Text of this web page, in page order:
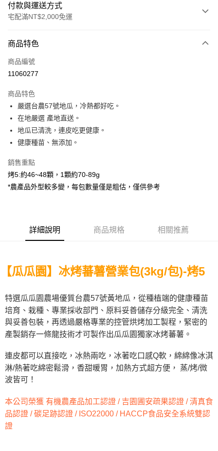
付款與運送方式
宅配滿NT$2,000免運
信用卡一次付款
LINE Pay
街口支付
悠遊付
全盈+PAY
AFTEE先享後付
相關說明
AFTEE先享後付是「在收到商品之後才付款」的支付方式。 讓您購物簡單
３．安心：先確認商品／服務後，再付款。
【「AFTEE先享後付」結帳流程】
２．訂單成立數日內，您將收到繳費通知簡訊。
３．收到繳費通知簡訊後14天內，點擊此簡訊中的連結，可透過四大超商／
※ 請注意：結帳手續完成當下不需立刻繳費，但若您需要取消訂單，請聯絡
購買商品的店家。未經商家同意取消之訂單仍視為有效，需透過AFTEE先享
後付繳納相關費用。
※ 交易是否成功請以「AFTEE先享後付 」之結帳頁面顯示為準，若有關於
是否繳費成功／繳費後需取消欲退款等相關疑問，請聯繫「AFTEE先享後付
客戶支援中心」https://netprotections.freshdesk.com/support/home
【注意事項】
１．透過由恩沛科技股份有限公司提供之「AFTEE先享後付」服務完成之交
易，需依本服務之必要範圍內提供個人資料，並將交易相關給付款項請求債
權轉讓予恩沛科技股份有限公司。
https://aftee.tw/terms/#terms3
３．未成年的使用者請事先徵得法定代理人或監護人之同意方可使用
「AFTEE先享後付」，若未經同意申辦者引起之損失，本公司不負相關責
任。
ATM付款
運送方式
冷凍貨到付款
商品特色
商品編號
11060277
商品特色
嚴選台農57號地瓜，冷熱都好吃。
在地嚴選 產地直送。
地瓜已清洗，連皮吃更健康。
健康種苗、無添加。
銷售重點
烤5:約46~48顆，1顆約70-89g
*農產品外型較多變，每包數量僅是粗估，僅供參考
詳細說明 商品規格 相關推薦
【瓜瓜園】 冰烤蕃薯營業包(3kg/包)-烤5
特選瓜瓜園農場優質台農57號黃地瓜，從種植端的健康種苗
培育、栽種、專業採收部門、原料妥善儲存分級完全、清洗
與妥善包裝，再透過嚴格專業的控管烘烤加工製程，緊密的
產製銷存一條龍技術才可製作出瓜瓜園獨家冰烤蕃薯。
連皮都可以直接吃，冰熱兩吃，冰著吃口感Q軟，綿綿像冰淇
淋/熱著吃綿密鬆滑，香甜暖胃，加熱方式超方便， 蒸/烤/微
波皆可！
本公司榮獲 有機農產品加工認證 / 吉園圃安疏果認證 / 清真食
品認證 / 碳足跡認證 / ISO22000 / HACCP食品安全系統雙認
證